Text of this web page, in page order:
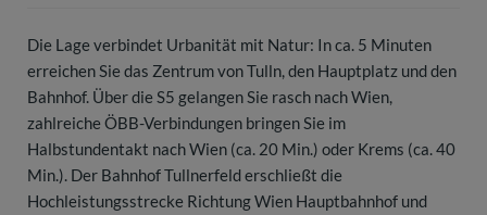
Die Lage verbindet Urbanität mit Natur: In ca. 5 Minuten
erreichen Sie das Zentrum von Tulln, den Hauptplatz und den
Bahnhof. Über die S5 gelangen Sie rasch nach Wien,
zahlreiche ÖBB-Verbindungen bringen Sie im
Halbstundentakt nach Wien (ca. 20 Min.) oder Krems (ca. 40
Min.). Der Bahnhof Tullnerfeld erschließt die
Hochleistungsstrecke Richtung Wien Hauptbahnhof und